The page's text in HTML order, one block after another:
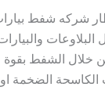
شركه شفط
خلال الشفط بقوة
الكاسحة الضخمة